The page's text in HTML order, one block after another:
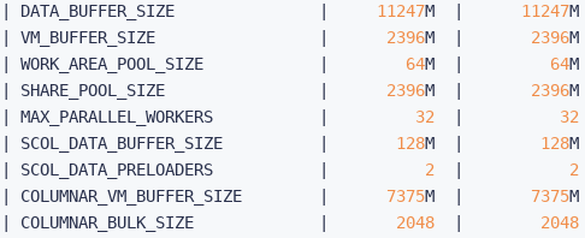
| DATA_BUFFER_SIZE               | 11247M  | 11247
| VM_BUFFER_SIZE                 | 2396M  | 2396
| WORK_AREA_POOL_SIZE            | 64M  | 64
| SHARE_POOL_SIZE                | 2396M  | 2396
| MAX_PARALLEL_WORKERS           | 32 32
| SCOL_DATA_BUFFER_SIZE          | 128M  | 128
| SCOL_DATA_PRELOADERS           | 2 2
| COLUMNAR_VM_BUFFER_SIZE        | 7375M  | 7375
| COLUMNAR_BULK_SIZE             | 2048 2048